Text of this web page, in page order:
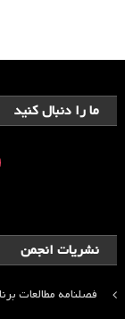
ما را دنبال کنید
نشریات انجمن
فصلنامه مطالعات